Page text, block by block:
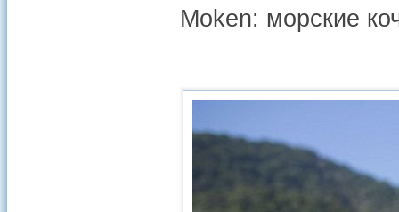
Moken: морские